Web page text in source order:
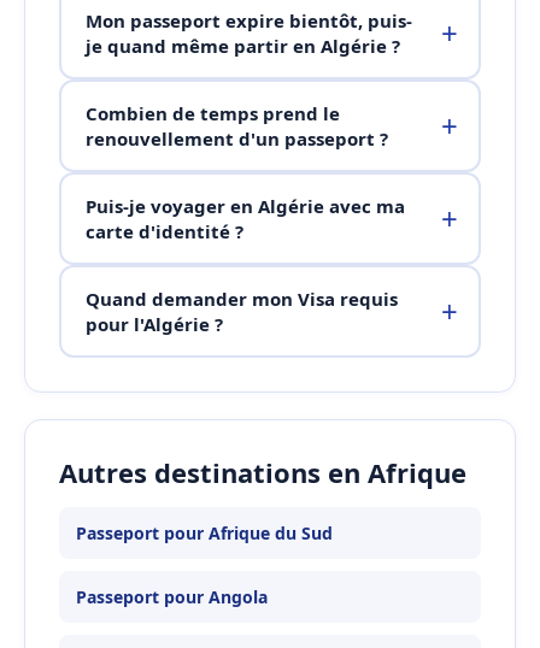
Mon passeport expire bientôt, puis-
je quand même partir en Algérie ?
Combien de temps prend le
renouvellement d'un passeport ?
Puis-je voyager en Algérie avec ma
carte d'identité ?
Quand demander mon Visa requis
pour l'Algérie ?
Autres destinations en Afrique
Passeport pour Afrique du Sud
Passeport pour Angola